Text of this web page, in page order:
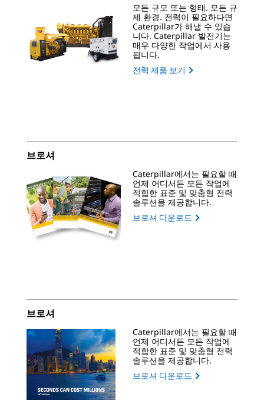
모든 규모 또는 형태. 모든 규
제 환경. 전력이 필요하다면
Caterpillar가 해낼 수 있습
니다. Caterpillar 발전기는
매우 다양한 작업에서 사용
됩니다.
전력 제품 보기
브로셔
Caterpillar에서는 필요할 때
언제 어디서든 모든 작업에
적합한 표준 및 맞춤형 전력
솔루션을 제공합니다.
브로셔 다운로드
브로셔
Caterpillar에서는 필요할 때
언제 어디서든 모든 작업에
적합한 표준 및 맞춤형 전력
솔루션을 제공합니다.
브로셔 다운로드